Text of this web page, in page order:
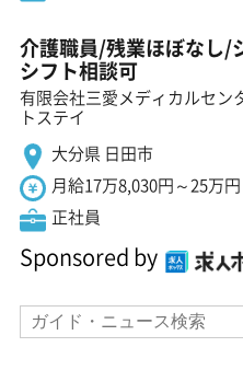
介護職員/残業ほぼなし/
シフト相談可
有限会社三愛メディカルセン
トステイ
大分県 日田市
月給17万8,030円～25万円
正社員
Sponsored by